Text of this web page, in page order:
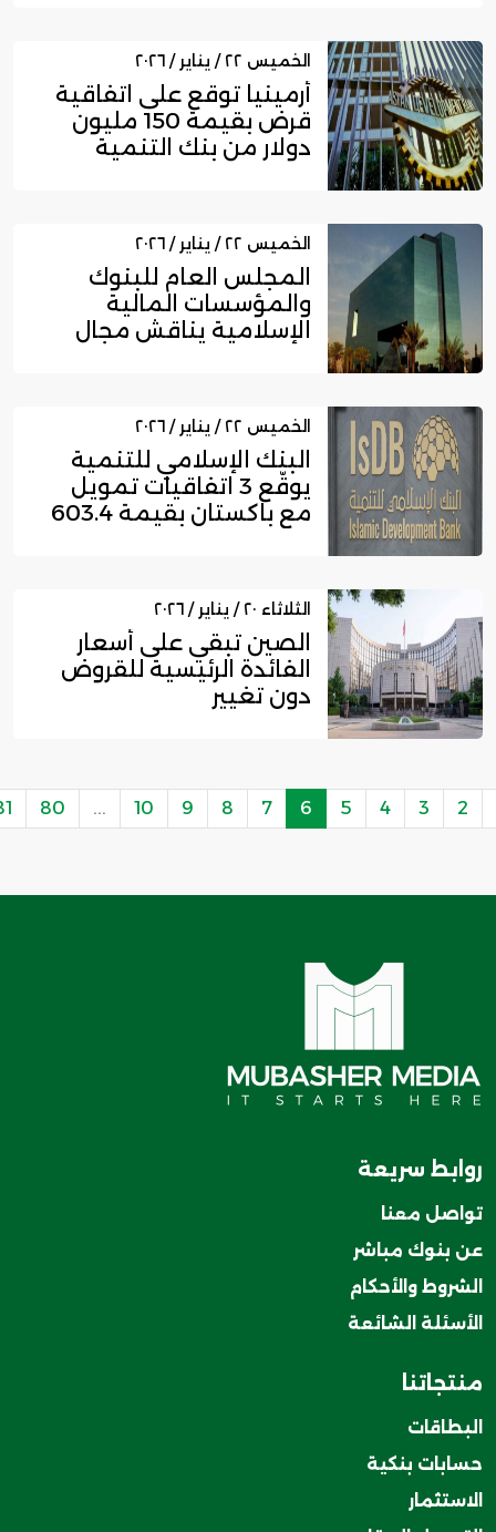
الخميس ٢٢ / يناير / ٢٠٢٦
أرمينيا توقع على اتفاقية
قرض بقيمة 150 مليون
دولار من بنك التنمية
الخميس ٢٢ / يناير / ٢٠٢٦
المجلس العام للبنوك
والمؤسسات المالية
الإسلامية يناقش مجال
الخميس ٢٢ / يناير / ٢٠٢٦
البنك الإسلامي للتنمية
يوقّع 3 اتفاقيات تمويل
مع باكستان بقيمة 603.4
الثلاثاء ٢٠ / يناير / ٢٠٢٦
الصين تبقي على أسعار
الفائدة الرئيسية للقروض
دون تغيير
2
3
4
5
6
7
8
9
10
...
80
روابط سريعة
تواصل معنا
عن بنوك مباشر
الشروط والأحكام
الأسئلة الشائعة
منتجاتنا
البطاقات
حسابات بنكية
الاستثمار